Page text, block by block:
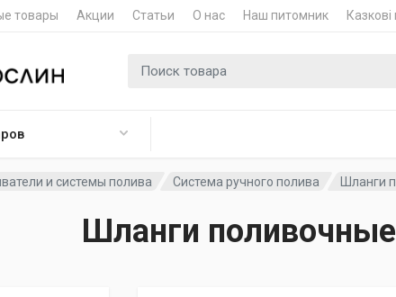
товары Акции Статьи О нас Наш питомник Казкові
Поиск для
и системы полива Система ручного полива Шланги
Шланги